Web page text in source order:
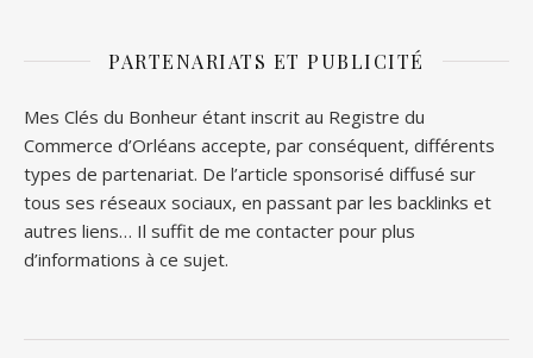
PARTENARIATS ET PUBLICITÉ
Mes Clés du Bonheur étant inscrit au Registre du
Commerce d’Orléans accepte, par conséquent, différents
types de partenariat. De l’article sponsorisé diffusé sur
tous ses réseaux sociaux, en passant par les backlinks et
autres liens… Il suffit de me contacter pour plus
d’informations à ce sujet.